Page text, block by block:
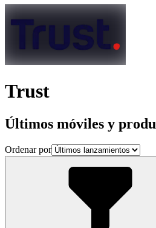
Trust
Últimos móviles y
Ordenar por